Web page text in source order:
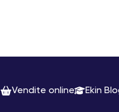
Vendite online Ekin